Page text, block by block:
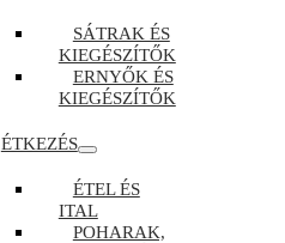
SÁTRAK ÉS
KIEGÉSZÍTŐK
ERNYŐK ÉS
KIEGÉSZÍTŐK
ÉTKEZÉS
ÉTEL ÉS
ITAL
POHARAK,